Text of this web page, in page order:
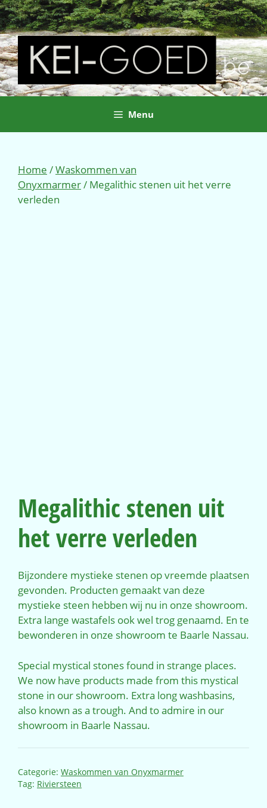
Ga
naar
de
inhoud
Menu
Home /Waskommen van
Onyxmarmer/ Megalithic stenen uit het verre
verleden
Megalithic stenen uit
het verre verleden
Bijzondere mystieke stenen op vreemde plaatsen
gevonden. Producten gemaakt van deze
mystieke steen hebben wij nu in onze showroom.
Extra lange wastafels ook wel trog genaamd. En te
bewonderen in onze showroom te Baarle Nassau.
Special mystical stones found in strange places.
We now have products made from this mystical
stone in our showroom. Extra long washbasins,
also known as a trough. And to admire in our
showroom in Baarle Nassau.
Categorie: Waskommen van Onyxmarmer
Tag: Riviersteen